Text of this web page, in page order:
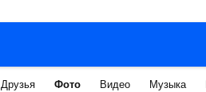
Друзья Фото Видео Музыка